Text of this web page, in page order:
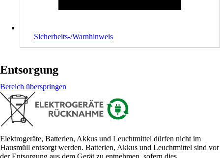
Sicherheits-/Warnhinweis
Entsorgung
Bereich überspringen
Elektrogeräte, Batterien, Akkus und Leuchtmittel dürfen nicht im
Hausmüll entsorgt werden. Batterien, Akkus und Leuchtmittel sind vor
der Entsorgung aus dem Gerät zu entnehmen, sofern dies